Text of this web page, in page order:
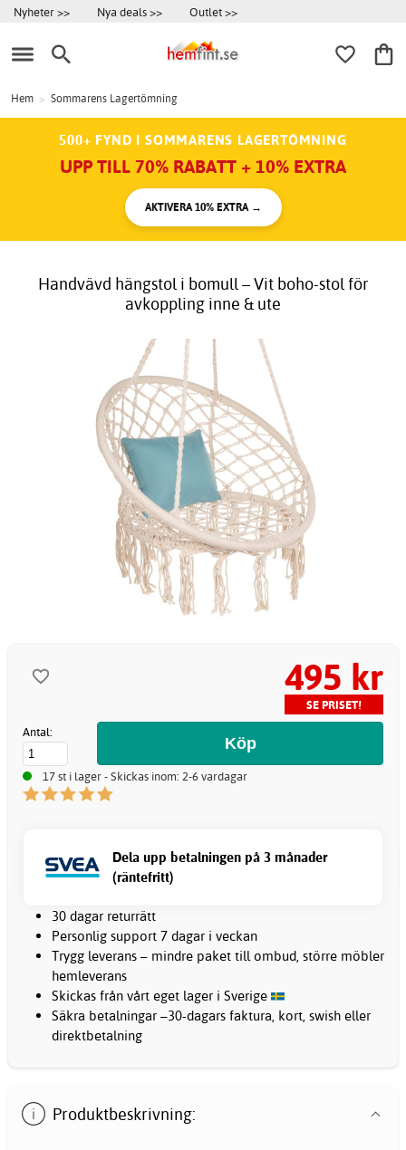
Nyheter >> Nya deals >> Outlet >>
Hem > Sommarens Lagertömning
500+ FYND I SOMMARENS LAGERTÖMNING
UPP TILL 70% RABATT + 10% EXTRA
AKTIVERA 10% EXTRA →
Handvävd hängstol i bomull – Vit boho-stol för
avkoppling inne & ute
495 kr
SE PRISET!
Antal:
17 st i lager - Skickas inom: 2-6 vardagar
Dela upp betalningen på 3 månader
(räntefritt)
30 dagar returrätt
Personlig support 7 dagar i veckan
Trygg leverans – mindre paket till ombud, större möbler
hemleverans
Skickas från vårt eget lager i Sverige
Säkra betalningar –30-dagars faktura, kort, swish eller
direktbetalning
Produktbeskrivning: